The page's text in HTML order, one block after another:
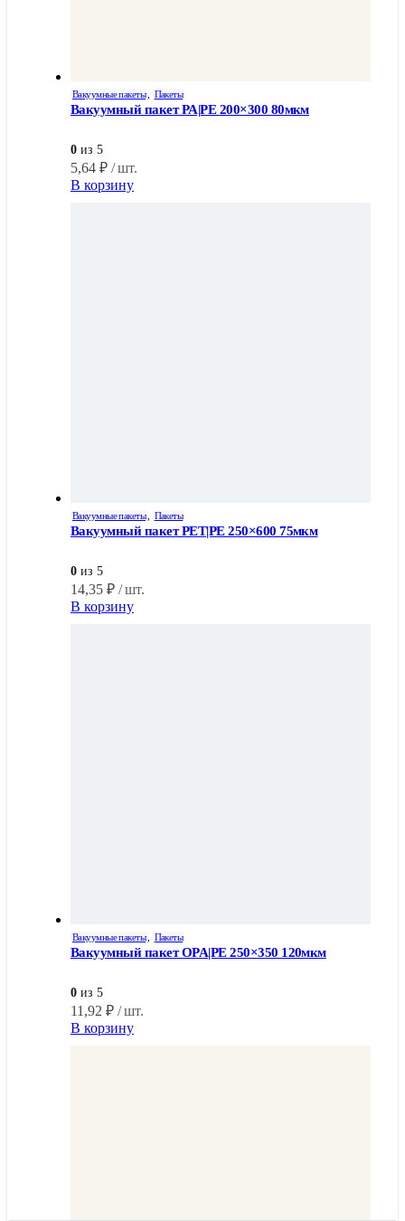
Вакуумные пакеты Пакеты
Вакуумный пакет PA|PE 200×300 80мкм
0 из 5
5,64 ₽ / шт.
В корзину
Вакуумные пакеты Пакеты
Вакуумный пакет PET|PE 250×600 75мкм
0 из 5
14,35 ₽ / шт.
В корзину
Вакуумные пакеты Пакеты
Вакуумный пакет OPA|PE 250×350 120мкм
0 из 5
11,92 ₽ / шт.
В корзину